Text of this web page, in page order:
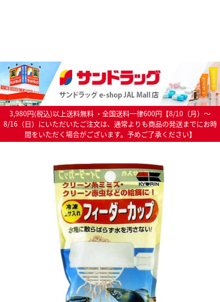
3,980円(税込)以上送料無料 ・全国送料一律600円【8/10（月）～
8/16（日）にいただいたご注文は、通常よりも商品の発送までにお時
間をいただく場合がございます。予めご了承ください】